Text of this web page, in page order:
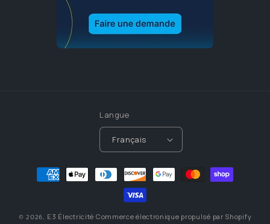
Langue
Français
Moyens
© 2026, E3 Électricité Commerce électronique propulsé par Shopify